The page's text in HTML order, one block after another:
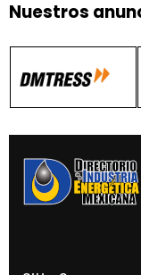
Nuestros